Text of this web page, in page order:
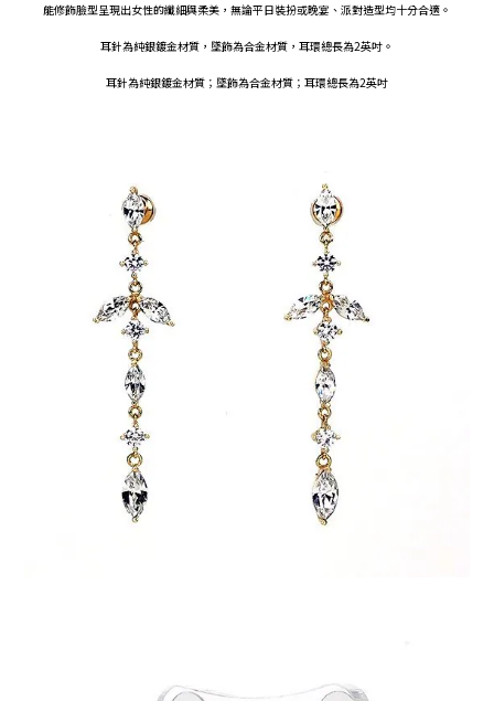
能修飾臉型呈現出女性的纖細與柔美，無論平日裝扮或晚宴、派對造型均十分合適。
耳針為純銀鍍金材質，墜飾為合金材質，耳環總長為2英吋。
耳針為純銀鍍金材質；墜飾為合金材質；耳環總長為2英吋